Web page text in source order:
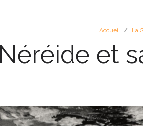
Accueil / La
Néréide et